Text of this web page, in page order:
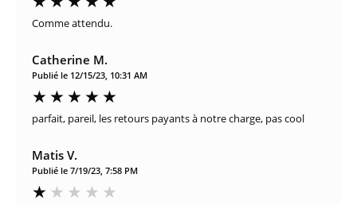
Comme attendu.
Catherine M.
Publié le 12/15/23, 10:31 AM
parfait, pareil, les retours payants à notre charge, pas cool
Matis V.
Publié le 7/19/23, 7:58 PM